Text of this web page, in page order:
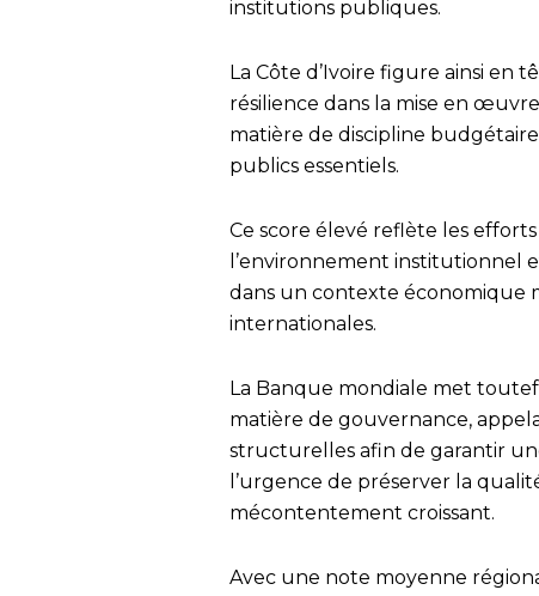
institutions publiques.
La Côte d’Ivoire figure ainsi en
résilience dans la mise en
matière de discipline
publics essentiels.
Ce score élevé reflète les
l’environnement institutionnel
dans un contexte économique
internationales.
La Banque mondiale met
matière de gouvernance,
structurelles afin de garantir
l’urgence de préserver la
mécontentement croissant.
Avec une note moyenne